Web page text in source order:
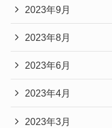
2023年9月
2023年8月
2023年6月
2023年4月
2023年3月